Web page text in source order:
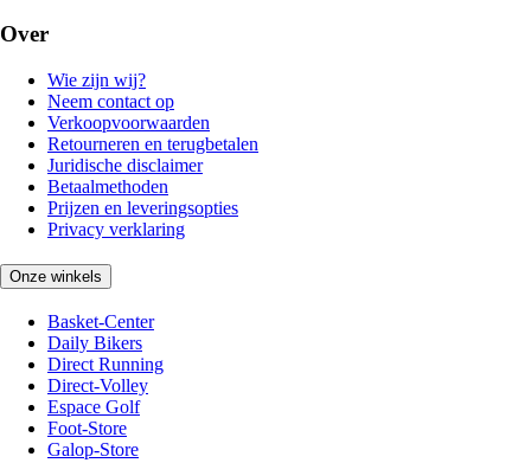
Over
Wie zijn wij?
Neem contact op
Verkoopvoorwaarden
Retourneren en terugbetalen
Juridische disclaimer
Betaalmethoden
Prijzen en leveringsopties
Privacy verklaring
Onze winkels
Basket-Center
Daily Bikers
Direct Running
Direct-Volley
Espace Golf
Foot-Store
Galop-Store